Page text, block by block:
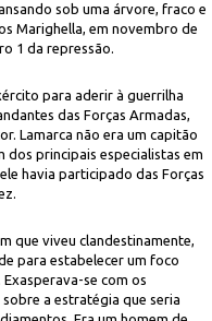
sob uma árvore, fraco e
Marighella, em novembro de
1 da repressão.
para aderir à guerrilha
das Forças Armadas,
Lamarca não era um capitão
dos principais especialistas em
havia participado das Forças
que viveu clandestinamente,
para estabelecer um foco
se com os
a estratégia que seria